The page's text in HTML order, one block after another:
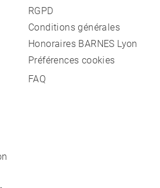
RGPD
Conditions générales
Honoraires BARNES Lyon
Préférences cookies
FAQ